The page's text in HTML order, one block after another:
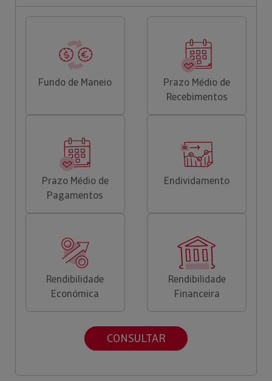
Fundo de Maneio
Prazo Médio de
Recebimentos
Prazo Médio de
Pagamentos
Endividamento
Rendibilidade
Económica
Rendibilidade
Financeira
CONSULTAR